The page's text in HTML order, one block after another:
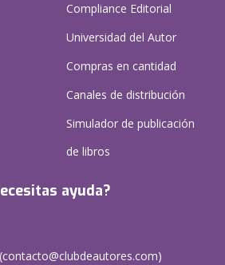
Compliance Editorial
Universidad del Autor
Compras en cantidad
Canales de distribución
Simulador de publicación
de libros
ayuda?
contacto@clubdeautores.com)